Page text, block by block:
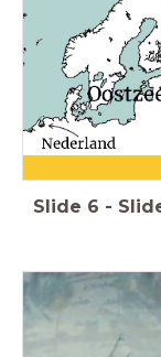
Slide 6 -